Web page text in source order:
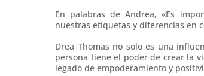
En palabras de Andrea, «Es
nuestras etiquetas y diferencias en
Drea Thomas no solo es una
persona tiene el poder de crear la
legado de empoderamiento y